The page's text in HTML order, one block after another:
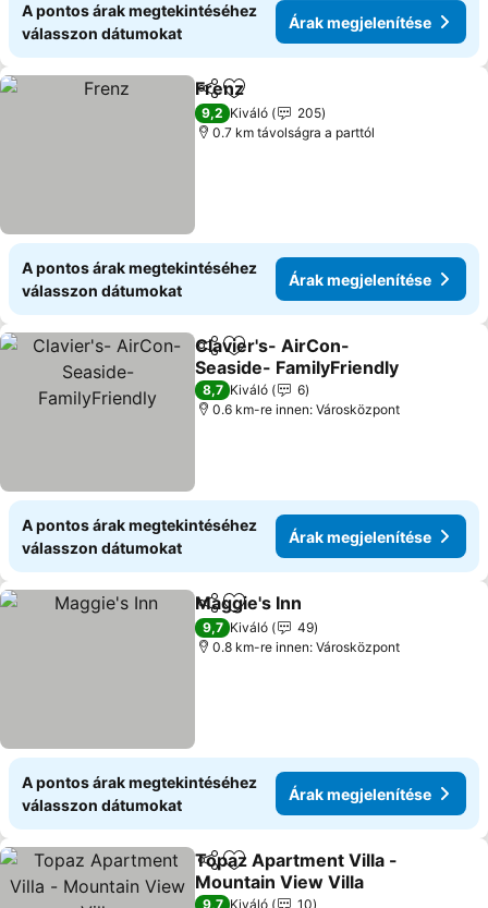
A pontos árak megtekintéséhez
válasszon dátumokat
Árak megjelenítése
MegosztásHozzáadás a kedvencekhez
Frenz
9,2 Kiváló
205
0.7 km távolságra a parttól
A pontos árak megtekintéséhez
válasszon dátumokat
Árak megjelenítése
MegosztásHozzáadás a kedvencekhez
Clavier's- AirCon-
Seaside- FamilyFriendly
8,7 Kiváló
6
0.6 km-re innen: Városközpont
A pontos árak megtekintéséhez
válasszon dátumokat
Árak megjelenítése
Megosztás
Hozzáadás a kedvencekhez
Maggie's Inn
9,7 Kiváló
49
0.8 km-re innen: Városközpont
A pontos árak megtekintéséhez
válasszon dátumokat
Árak megjelenítése
Megosztás
Hozzáadás a kedvencekhez
Topaz Apartment Villa -
Mountain View Villa
9,7 Kiváló 10